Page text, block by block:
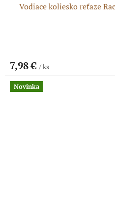
Vodiace koliesko reťaze
7,98 € / ks
Novinka